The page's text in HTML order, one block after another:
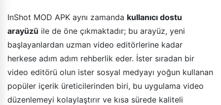
InShot MOD APK aynı zamanda kullanıcı dostu
arayüzü ile de öne çıkmaktadır; bu arayüz, yeni
başlayanlardan uzman video editörlerine kadar
herkese adım adım rehberlik eder. İster sıradan bir
video editörü olun ister sosyal medyayı yoğun kullanan
popüler içerik üreticilerinden biri, bu uygulama video
düzenlemeyi kolaylaştırır ve kısa sürede kaliteli